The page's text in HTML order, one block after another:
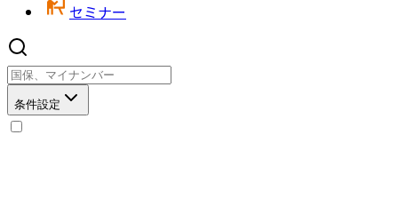
セミナー
条件設定